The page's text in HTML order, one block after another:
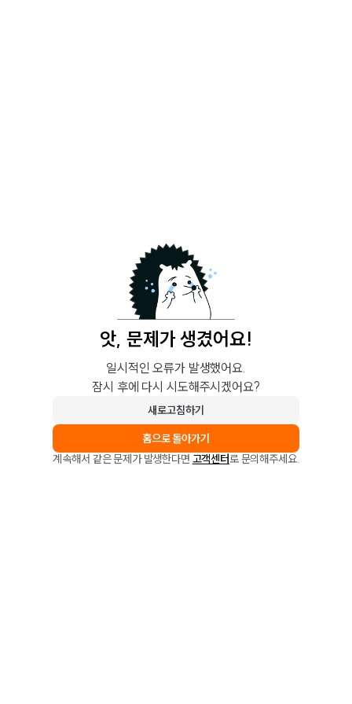
앗, 문제가 생겼어요!
일시적인 오류가 발생했어요.
잠시 후에 다시 시도해주시겠어요?
새로고침하기
홈으로 돌아가기
계속해서 같은 문제가 발생한다면 고객센터로 문의해주세요.